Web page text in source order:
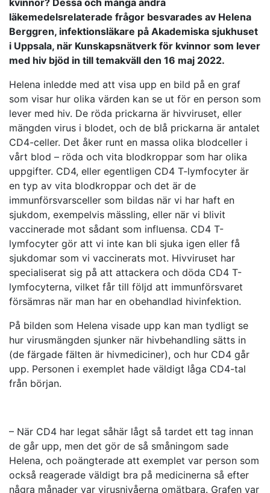
kvinnor? Dessa och många andra
läkemedelsrelaterade frågor besvarades av Helena
Berggren, infektionsläkare på Akademiska sjukhuset
i Uppsala, när Kunskapsnätverk för kvinnor som lever
med hiv bjöd in till temakväll den 16 maj 2022.
Helena inledde med att visa upp en bild på en graf
som visar hur olika värden kan se ut för en person som
lever med hiv. De röda prickarna är hivviruset, eller
mängden virus i blodet, och de blå prickarna är antalet
CD4-celler. Det åker runt en massa olika blodceller i
vårt blod – röda och vita blodkroppar som har olika
uppgifter. CD4, eller egentligen CD4 T-lymfocyter är
en typ av vita blodkroppar och det är de
immunförsvarsceller som bildas när vi har haft en
sjukdom, exempelvis mässling, eller när vi blivit
vaccinerade mot sådant som influensa. CD4 T-
lymfocyter gör att vi inte kan bli sjuka igen eller få
sjukdomar som vi vaccinerats mot. Hivviruset har
specialiserat sig på att attackera och döda CD4 T-
lymfocyterna, vilket får till följd att immunförsvaret
försämras när man har en obehandlad hivinfektion.
På bilden som Helena visade upp kan man tydligt se
hur virusmängden sjunker när hivbehandling sätts in
(de färgade fälten är hivmediciner), och hur CD4 går
upp. Personen i exemplet hade väldigt låga CD4-tal
från början.
– När CD4 har legat såhär lågt så tardet ett tag innan
de går upp, men det gör de så småningom sade
Helena, och poängterade att exemplet var person som
också reagerade väldigt bra på medicinerna så efter
några månader var virusnivåerna omätbara. Grafen var